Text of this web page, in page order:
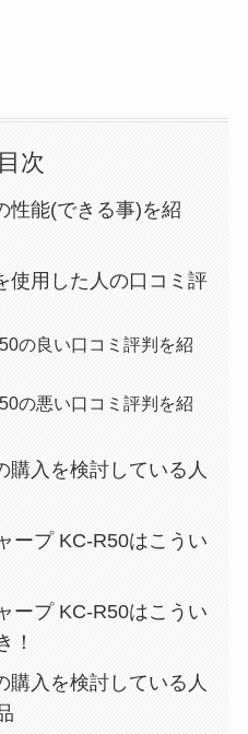
目次
性能(できる事)を紹
使用した人の口コミ評
の良い口コミ評判を紹
の悪い口コミ評判を紹
購入を検討している人
ープ KC-R50はこうい
ープ KC-R50はこうい
！
購入を検討している人